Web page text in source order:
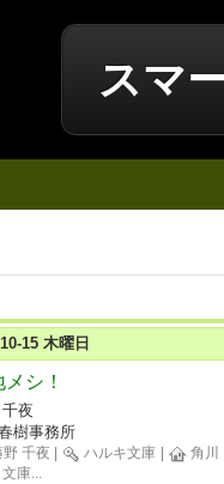
スマ
15 木曜日
メシ！
夜
樹事務所
野 千夜 ハルキ文庫 角川
文庫...